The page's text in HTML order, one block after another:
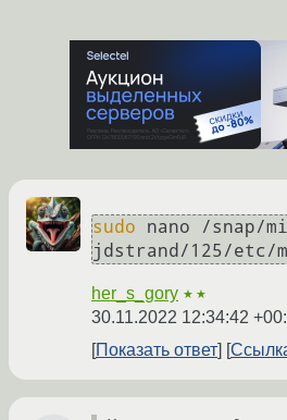
sudo nano /snap/
her_s_gory ★★
30.11.2022 12:34:42
Показать ответ